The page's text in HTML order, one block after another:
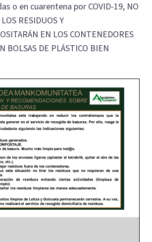
o en cuarentena por COVID-19, NO
RESIDUOS Y
EN LOS CONTENEDORES
BOLSAS DE PLÁSTICO BIEN